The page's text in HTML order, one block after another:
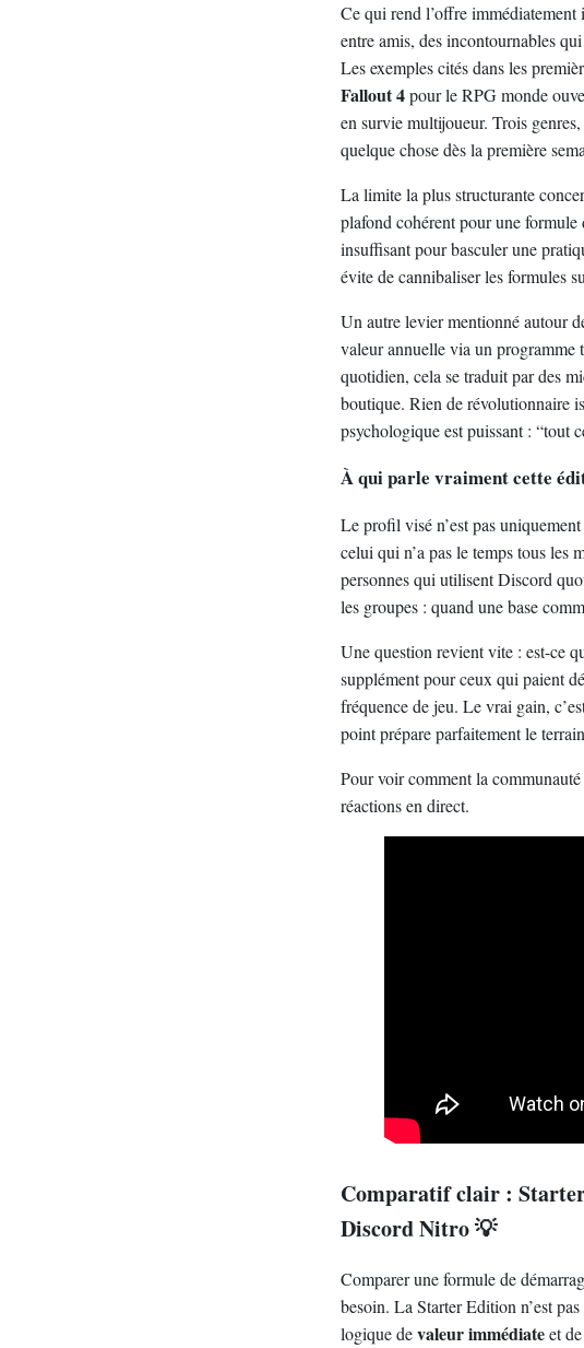
Ce qui rend l’offre immédiatement
entre amis, des incontournables
Les exemples cités dans les
Fallout 4pour le RPG monde
en survie multijoueur. Trois
quelque chose dès la première
La limite la plus structurante
plafond cohérent pour une formule
insuffisant pour basculer une
évite de cannibaliser les formules
Un autre levier mentionné autour
valeur annuelle via un programme
quotidien, cela se traduit par des
boutique. Rien de révolutionnaire
psychologique est puissant : “tout
À qui parle vraiment cette
Le profil visé n’est pas
celui qui n’a pas le temps tous les
personnes qui utilisent Discord
les groupes : quand une base
Une question revient vite : est-ce
supplément pour ceux qui paient
fréquence de jeu. Le vrai gain,
point prépare parfaitement le
Pour voir comment la
réactions en direct.
Comparatif clair : Starter
Discord Nitro 💡
Comparer une formule de
besoin. La Starter Edition n’est
logique devaleur immédiateet de